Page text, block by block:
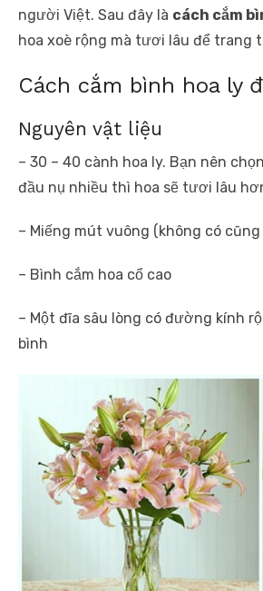
người Việt. Sau đây là cách cắm
hoa xoè rộng mà tươi lâu để trang
Cách cắm bình hoa ly
Nguyên vật liệu
– 30 – 40 cành hoa ly. Bạn nên
đầu nụ nhiều thì hoa sẽ tươi lâu
– Miếng mút vuông (không có
– Bình cắm hoa cổ cao
– Một đĩa sâu lòng có đường kính
bình